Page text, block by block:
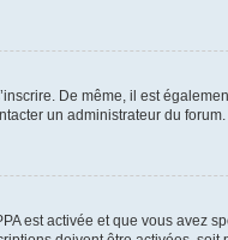
De même, il est
un administrateur du forum.
est activée et que vous avez